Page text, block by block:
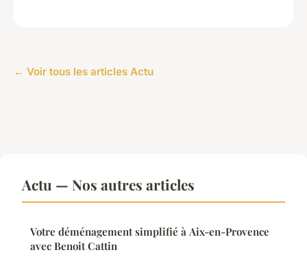
← Voir tous les articles Actu
Actu — Nos autres articles
Votre déménagement simplifié à Aix-en-Provence
avec Benoit Cattin